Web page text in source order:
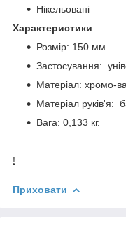
Нікельовані
Характеристики
Розмір: 150 мм.
Застосування:
Матеріал: хромо-
Матеріал руків'я:
Вага: 0,133 кг.
!
Приховати